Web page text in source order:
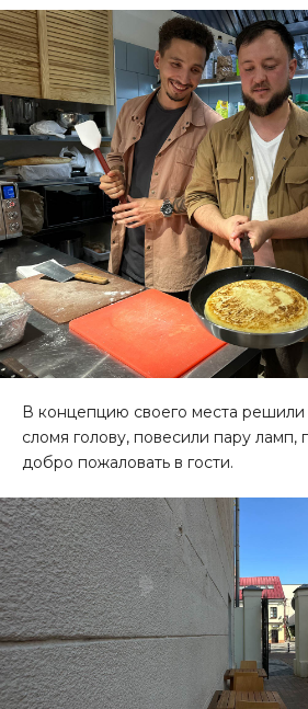
В концепцию своего места решили
сломя голову, повесили пару ламп,
добро пожаловать в гости.